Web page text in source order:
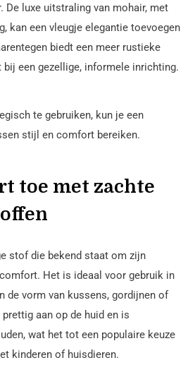
De luxe uitstraling van mohair, met
kan een vleugje elegantie toevoegen
biedt een meer rustieke
een gezellige, informele inrichting.
te gebruiken, kun je een
stijl en comfort bereiken.
toe met zachte
stof die bekend staat om zijn
Het is ideaal voor gebruik in
de vorm van kussens, gordijnen of
aan op de huid en is
wat het tot een populaire keuze
kinderen of huisdieren.